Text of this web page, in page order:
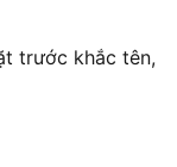
trước khắc tên,